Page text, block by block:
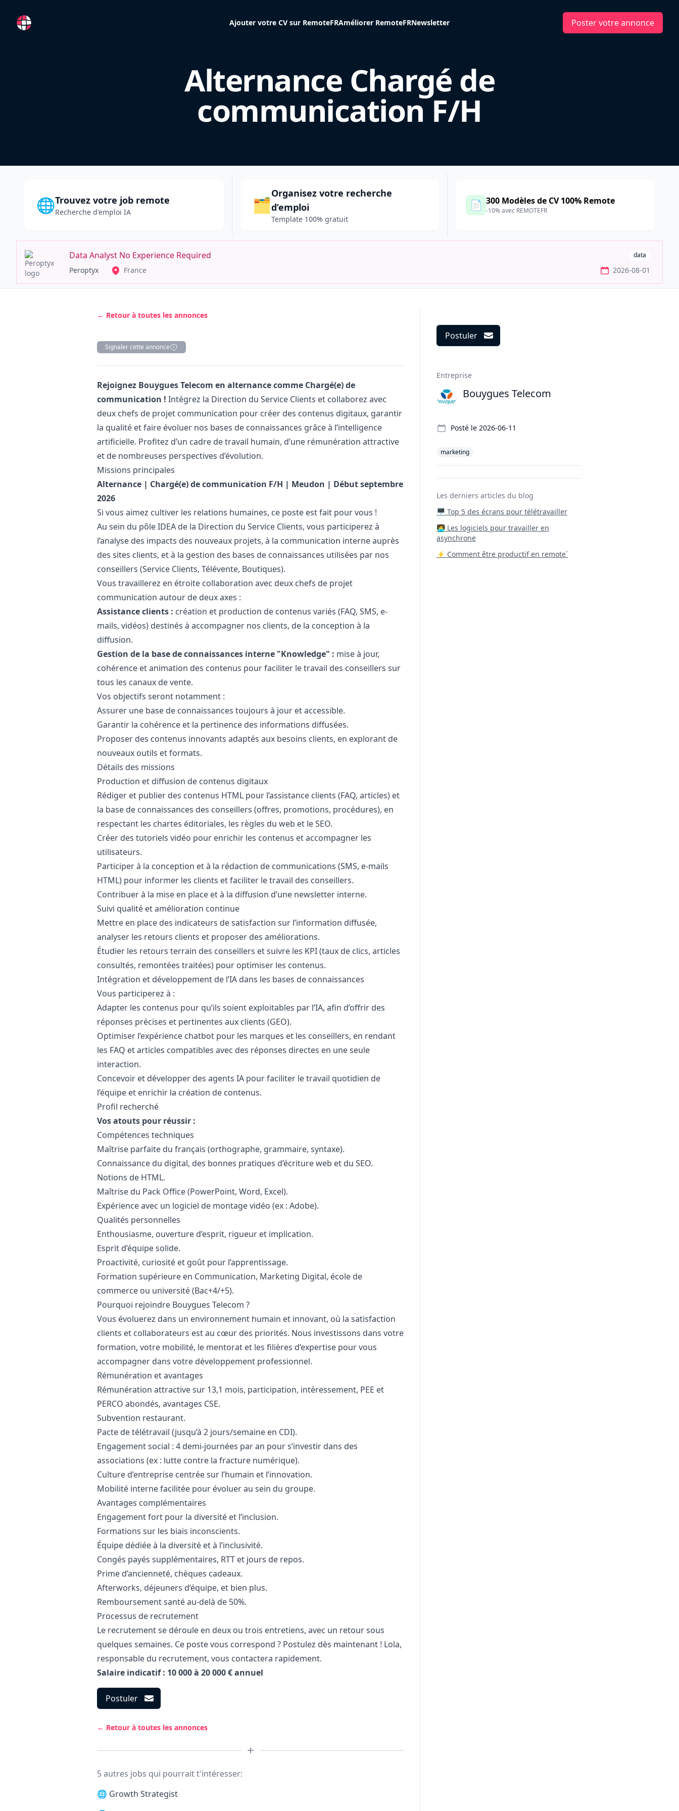
RemoteFR Ajouter votre CV sur RemoteFRAméliorer RemoteFRNewsletter Poster votre annonce
Alternance Chargé de
communication F/H
🌐Trouvez votre job remote
Recherche d'emploi IA 🗂️
Organisez votre recherche
d’emploi
Template 100% gratuit
📄 300 Modèles de CV 100% Remote
-10% avec REMOTEFR
Data Analyst No Experience Required data
Peroptyx France 2026-08-01
← Retour à toutes les annonces
Signaler cette annonce
Description
Rejoignez Bouygues Telecom en alternance comme Chargé(e) de
communication ! Intégrez la Direction du Service Clients et collaborez avec
deux chefs de projet communication pour créer des contenus digitaux, garantir
la qualité et faire évoluer nos bases de connaissances grâce à l’intelligence
artificielle. Profitez d’un cadre de travail humain, d’une rémunération attractive
et de nombreuses perspectives d’évolution.
Missions principales
Alternance | Chargé(e) de communication F/H | Meudon | Début septembre
2026
Si vous aimez cultiver les relations humaines, ce poste est fait pour vous !
Au sein du pôle IDEA de la Direction du Service Clients, vous participerez à
l’analyse des impacts des nouveaux projets, à la communication interne auprès
des sites clients, et à la gestion des bases de connaissances utilisées par nos
conseillers (Service Clients, Télévente, Boutiques).
Vous travaillerez en étroite collaboration avec deux chefs de projet
communication autour de deux axes :
Assistance clients : création et production de contenus variés (FAQ, SMS, e-
mails, vidéos) destinés à accompagner nos clients, de la conception à la
diffusion.
Gestion de la base de connaissances interne "Knowledge" : mise à jour,
cohérence et animation des contenus pour faciliter le travail des conseillers sur
tous les canaux de vente.
Vos objectifs seront notamment :
Assurer une base de connaissances toujours à jour et accessible.
Garantir la cohérence et la pertinence des informations diffusées.
Proposer des contenus innovants adaptés aux besoins clients, en explorant de
nouveaux outils et formats.
Détails des missions
Production et diffusion de contenus digitaux
Rédiger et publier des contenus HTML pour l’assistance clients (FAQ, articles) et
la base de connaissances des conseillers (offres, promotions, procédures), en
respectant les chartes éditoriales, les règles du web et le SEO.
Créer des tutoriels vidéo pour enrichir les contenus et accompagner les
utilisateurs.
Participer à la conception et à la rédaction de communications (SMS, e-mails
HTML) pour informer les clients et faciliter le travail des conseillers.
Contribuer à la mise en place et à la diffusion d’une newsletter interne.
Suivi qualité et amélioration continue
Mettre en place des indicateurs de satisfaction sur l’information diffusée,
analyser les retours clients et proposer des améliorations.
Étudier les retours terrain des conseillers et suivre les KPI (taux de clics, articles
consultés, remontées traitées) pour optimiser les contenus.
Intégration et développement de l’IA dans les bases de connaissances
Vous participerez à :
Adapter les contenus pour qu’ils soient exploitables par l’IA, afin d’offrir des
réponses précises et pertinentes aux clients (GEO).
Optimiser l’expérience chatbot pour les marques et les conseillers, en rendant
les FAQ et articles compatibles avec des réponses directes en une seule
interaction.
Concevoir et développer des agents IA pour faciliter le travail quotidien de
l’équipe et enrichir la création de contenus.
Profil recherché
Vos atouts pour réussir :
Compétences techniques
Maîtrise parfaite du français (orthographe, grammaire, syntaxe).
Connaissance du digital, des bonnes pratiques d’écriture web et du SEO.
Notions de HTML.
Maîtrise du Pack Office (PowerPoint, Word, Excel).
Expérience avec un logiciel de montage vidéo (ex : Adobe).
Qualités personnelles
Enthousiasme, ouverture d’esprit, rigueur et implication.
Esprit d’équipe solide.
Proactivité, curiosité et goût pour l’apprentissage.
Formation supérieure en Communication, Marketing Digital, école de
commerce ou université (Bac+4/+5).
Pourquoi rejoindre Bouygues Telecom ?
Vous évoluerez dans un environnement humain et innovant, où la satisfaction
clients et collaborateurs est au cœur des priorités. Nous investissons dans votre
formation, votre mobilité, le mentorat et les filières d’expertise pour vous
accompagner dans votre développement professionnel.
Rémunération et avantages
Rémunération attractive sur 13,1 mois, participation, intéressement, PEE et
PERCO abondés, avantages CSE.
Subvention restaurant.
Pacte de télétravail (jusqu’à 2 jours/semaine en CDI).
Engagement social : 4 demi-journées par an pour s’investir dans des
associations (ex : lutte contre la fracture numérique).
Culture d’entreprise centrée sur l’humain et l’innovation.
Mobilité interne facilitée pour évoluer au sein du groupe.
Avantages complémentaires
Engagement fort pour la diversité et l’inclusion.
Formations sur les biais inconscients.
Équipe dédiée à la diversité et à l’inclusivité.
Congés payés supplémentaires, RTT et jours de repos.
Prime d’ancienneté, chèques cadeaux.
Afterworks, déjeuners d’équipe, et bien plus.
Remboursement santé au-delà de 50%.
Processus de recrutement
Le recrutement se déroule en deux ou trois entretiens, avec un retour sous
quelques semaines. Ce poste vous correspond ? Postulez dès maintenant ! Lola,
responsable du recrutement, vous contactera rapidement.
Salaire indicatif : 10 000 à 20 000 € annuel
Postuler
← Retour à toutes les annonces
5 autres jobs qui pourrait t'intéresser:
🌐 Growth Strategist
Postuler
Entreprise
Bouygues Telecom
Posté le 2026-06-11
marketing
Les derniers articles du blog
🖥️ Top 5 des écrans pour télétravailler
‍🧑‍💻 Les logiciels pour travailler en
asynchrone
⚡ Comment être productif en remote`